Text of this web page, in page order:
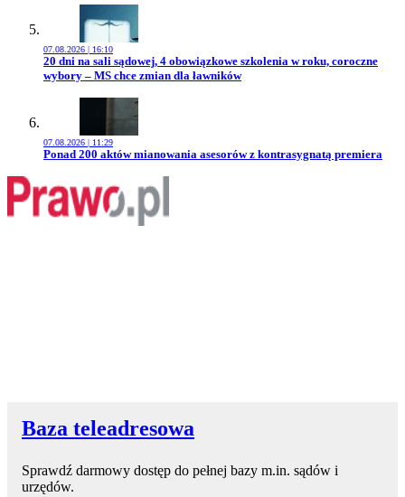
07.08.2026 | 16:10
Przejdź do artykułu:
20 dni na sali sądowej, 4 obowiązkowe szkolenia w roku, coroczne
wybory – MS chce zmian dla ławników
07.08.2026 | 11:29
Przejdź do artykułu:
Ponad 200 aktów mianowania asesorów z kontrasygnatą premiera
Baza teleadresowa
Sprawdź darmowy dostęp do pełnej bazy m.in. sądów i
urzędów.